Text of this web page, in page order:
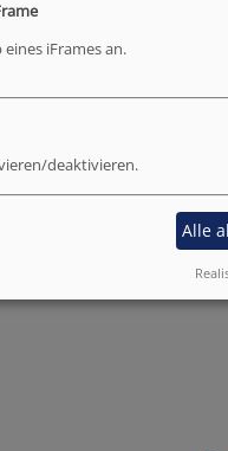
iFrames an.
deaktivieren.
Alle